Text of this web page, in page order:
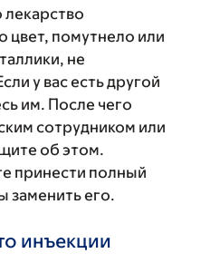
лекарство
цвет, помутнело или
не
у вас есть другой
им. После чего
сотрудником или
об этом.
принести полный
заменить его.
инъекции